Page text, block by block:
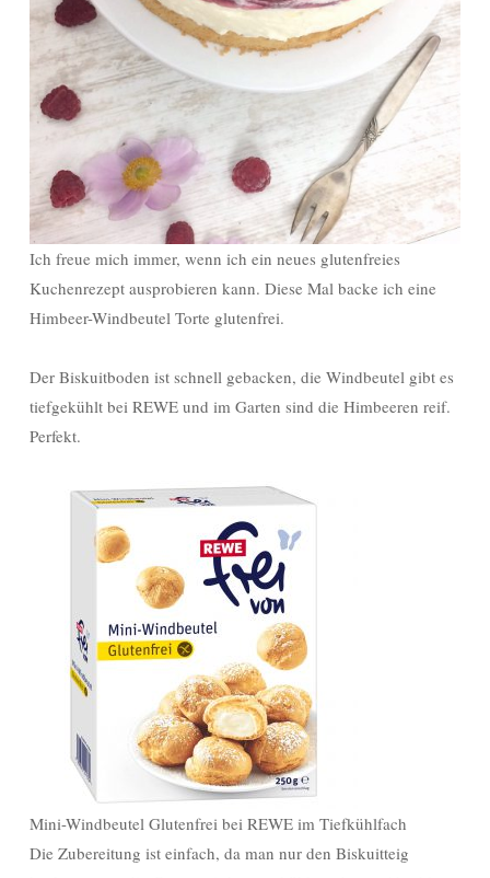
Ich freue mich immer, wenn ich ein neues glutenfreies
Kuchenrezept ausprobieren kann. Diese Mal backe ich eine
Himbeer-Windbeutel Torte glutenfrei.
Der Biskuitboden ist schnell gebacken, die Windbeutel gibt es
tiefgekühlt bei REWE und im Garten sind die Himbeeren reif.
Perfekt.
Mini-Windbeutel Glutenfrei bei REWE im Tiefkühlfach
Die Zubereitung ist einfach, da man nur den Biskuitteig